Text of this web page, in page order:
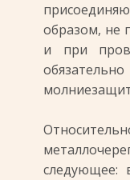
образом, не
и при
следующее: